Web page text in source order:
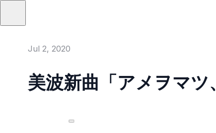
Jul 2, 2020
美波新曲「アメヲマツ